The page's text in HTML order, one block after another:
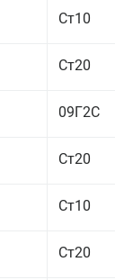
Ст10
Ст20
09Г2С
Ст20
Ст10
Ст20